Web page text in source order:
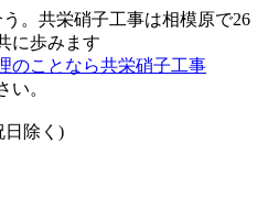
。共栄硝子工事は相模原で26
に歩みます
い。
日除く)